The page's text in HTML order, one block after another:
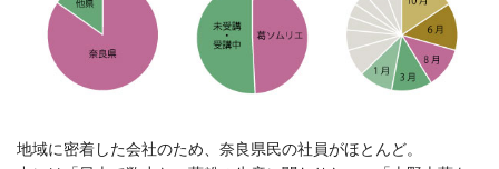
地域に密着した会社のため、奈良県民の社員がほとんど。